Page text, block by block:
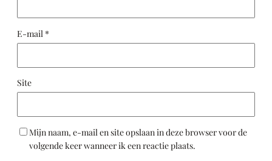
E-mail *
Site
Mijn naam, e-mail en site opslaan in deze browser voor de
volgende keer wanneer ik een reactie plaats.